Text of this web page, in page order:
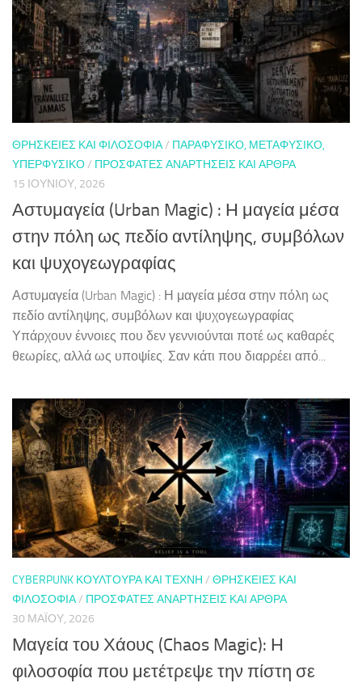
ΘΡΗΣΚΕΊΕΣ ΚΑΙ ΦΙΛΟΣΟΦΊΑ/ ΠΑΡΑΦΥΣΙΚΌ, ΜΕΤΑΦΥΣΙΚΌ,
ΥΠΕΡΦΥΣΙΚΌ/ ΠΡΌΣΦΑΤΕΣ ΑΝΑΡΤΉΣΕΙΣ ΚΑΙ ΆΡΘΡΑ
15 ΙΟΥΝΊΟΥ, 2026
Αστυμαγεία (Urban Magic) : Η μαγεία μέσα
στην πόλη ως πεδίο αντίληψης, συμβόλων
και ψυχογεωγραφίας
Αστυμαγεία (Urban Magic) : Η μαγεία μέσα στην πόλη ως
πεδίο αντίληψης, συμβόλων και ψυχογεωγραφίας
Υπάρχουν έννοιες που δεν γεννιούνται ποτέ ως καθαρές
θεωρίες, αλλά ως υποψίες. Σαν κάτι που διαρρέει από...
CYBERPUNK ΚΟΥΛΤΟΎΡΑ ΚΑΙ ΤΈΧΝΗ / ΘΡΗΣΚΕΊΕΣ ΚΑΙ
ΦΙΛΟΣΟΦΊΑ/ ΠΡΌΣΦΑΤΕΣ ΑΝΑΡΤΉΣΕΙΣ ΚΑΙ ΆΡΘΡΑ
30 ΜΑΪ́ΟΥ, 2026
Μαγεία του Χάους (Chaos Magic): Η
φιλοσοφία που μετέτρεψε την πίστη σε